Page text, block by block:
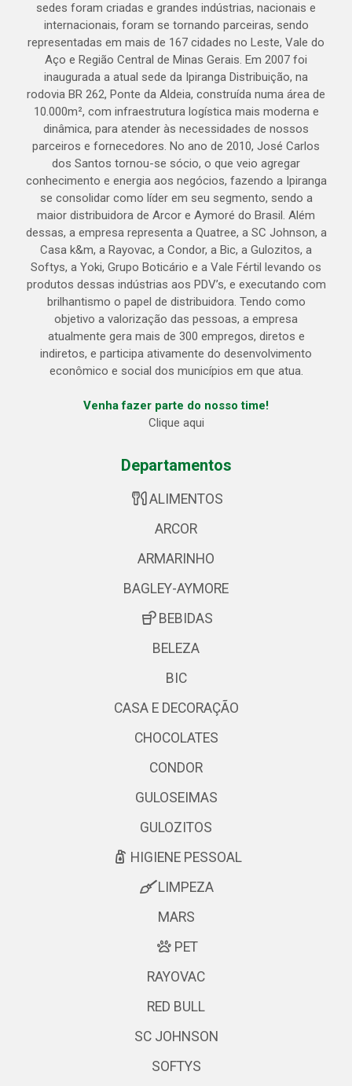
sedes foram criadas e grandes indústrias, nacionais e
internacionais, foram se tornando parceiras, sendo
representadas em mais de 167 cidades no Leste, Vale do
Aço e Região Central de Minas Gerais. Em 2007 foi
inaugurada a atual sede da Ipiranga Distribuição, na
rodovia BR 262, Ponte da Aldeia, construída numa área de
10.000m², com infraestrutura logística mais moderna e
dinâmica, para atender às necessidades de nossos
parceiros e fornecedores. No ano de 2010, José Carlos
dos Santos tornou-se sócio, o que veio agregar
conhecimento e energia aos negócios, fazendo a Ipiranga
se consolidar como líder em seu segmento, sendo a
maior distribuidora de Arcor e Aymoré do Brasil. Além
dessas, a empresa representa a Quatree, a SC Johnson, a
Casa k&m, a Rayovac, a Condor, a Bic, a Gulozitos, a
Softys, a Yoki, Grupo Boticário e a Vale Fértil levando os
produtos dessas indústrias aos PDV’s, e executando com
brilhantismo o papel de distribuidora. Tendo como
objetivo a valorização das pessoas, a empresa
atualmente gera mais de 300 empregos, diretos e
indiretos, e participa ativamente do desenvolvimento
econômico e social dos municípios em que atua.
Venha fazer parte do nosso time!
Clique aqui
Departamentos
ALIMENTOS
ARCOR
ARMARINHO
BAGLEY-AYMORE
BEBIDAS
BELEZA
BIC
CASA E DECORAÇÃO
CHOCOLATES
CONDOR
GULOSEIMAS
GULOZITOS
HIGIENE PESSOAL
LIMPEZA
MARS
PET
RAYOVAC
RED BULL
SC JOHNSON
SOFTYS